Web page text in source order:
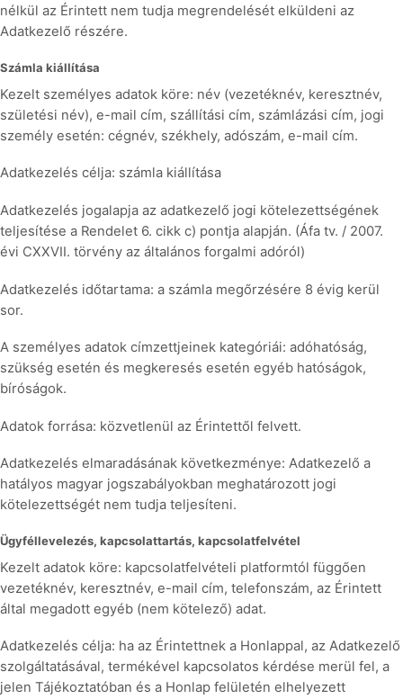
nélkül az Érintett nem tudja megrendelését elküldeni az
Adatkezelő részére.
Számla kiállítása
Kezelt személyes adatok köre: név (vezetéknév, keresztnév,
születési név), e-mail cím, szállítási cím, számlázási cím, jogi
személy esetén: cégnév, székhely, adószám, e-mail cím.
Adatkezelés célja: számla kiállítása
Adatkezelés jogalapja az adatkezelő jogi kötelezettségének
teljesítése a Rendelet 6. cikk c) pontja alapján. (Áfa tv. / 2007.
évi CXXVII. törvény az általános forgalmi adóról)
Adatkezelés időtartama: a számla megőrzésére 8 évig kerül
sor.
A személyes adatok címzettjeinek kategóriái: adóhatóság,
szükség esetén és megkeresés esetén egyéb hatóságok,
bíróságok.
Adatok forrása: közvetlenül az Érintettől felvett.
Adatkezelés elmaradásának következménye: Adatkezelő a
hatályos magyar jogszabályokban meghatározott jogi
kötelezettségét nem tudja teljesíteni.
Ügyféllevelezés, kapcsolattartás, kapcsolatfelvétel
Kezelt adatok köre: kapcsolatfelvételi platformtól függően
vezetéknév, keresztnév, e-mail cím, telefonszám, az Érintett
által megadott egyéb (nem kötelező) adat.
Adatkezelés célja: ha az Érintettnek a Honlappal, az Adatkezelő
szolgáltatásával, termékével kapcsolatos kérdése merül fel, a
jelen Tájékoztatóban és a Honlap felületén elhelyezett